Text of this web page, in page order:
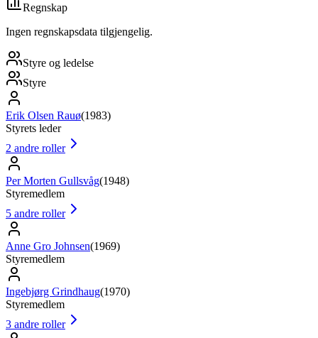
Regnskap
Ingen regnskapsdata tilgjengelig.
Styre og ledelse
Styre
Erik Olsen Rauø(1983)
Styrets leder
2 andre roller
Per Morten Gullsvåg(1948)
Styremedlem
5 andre roller
Anne Gro Johnsen(1969)
Styremedlem
Ingebjørg Grindhaug(1970)
Styremedlem
3 andre roller